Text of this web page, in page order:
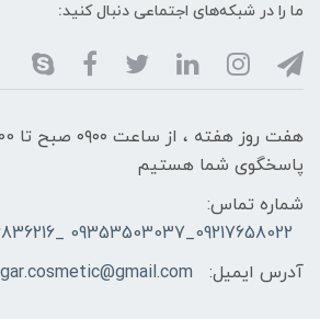
ما را در شبکه‌های اجتماعی دنبال کنید:
پاسخگوی شما هستیم
شماره تماس:
09217658022_09353503037 _02166836216
آدرس ایمیل: